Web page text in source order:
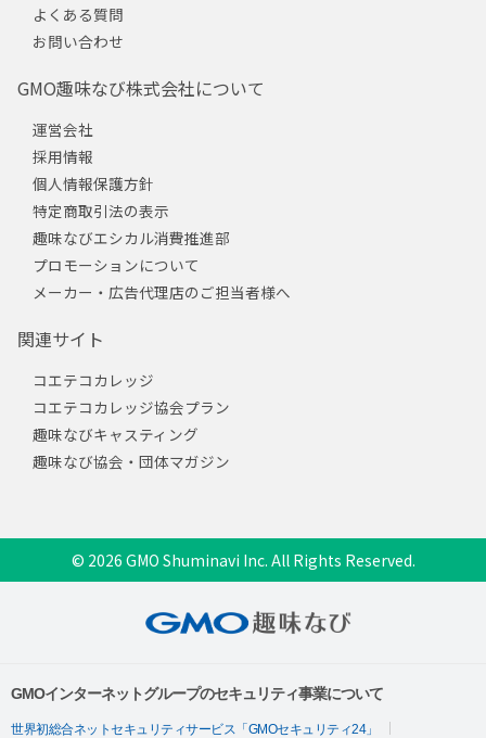
よくある質問
お問い合わせ
GMO趣味なび株式会社について
運営会社
採用情報
個人情報保護方針
特定商取引法の表示
趣味なびエシカル消費推進部
プロモーションについて
メーカー・広告代理店のご担当者様へ
関連サイト
コエテコカレッジ
コエテコカレッジ協会プラン
趣味なびキャスティング
趣味なび協会・団体マガジン
© 2026 GMO Shuminavi Inc. All Rights Reserved.